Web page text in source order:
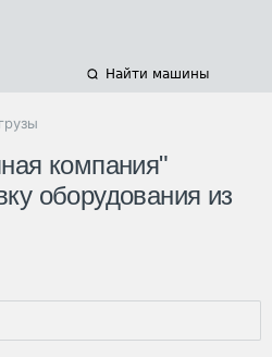
Найти машины
компания"
оборудования из